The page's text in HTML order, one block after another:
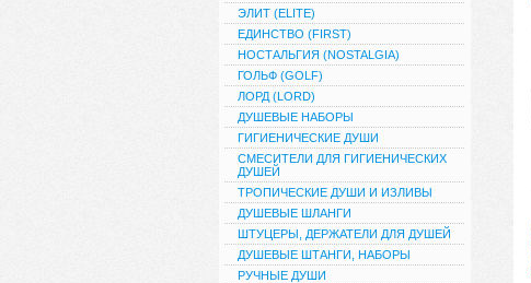
ЭЛИТ (ELITE)
ЕДИНСТВО (FIRST)
НОСТАЛЬГИЯ (NOSTALGIA)
ГОЛЬФ (GOLF)
ЛОРД (LORD)
ДУШЕВЫЕ НАБОРЫ
ГИГИЕНИЧЕСКИЕ ДУШИ
СМЕСИТЕЛИ ДЛЯ ГИГИЕНИЧЕСКИХ
ДУШЕЙ
ТРОПИЧЕСКИЕ ДУШИ И ИЗЛИВЫ
ДУШЕВЫЕ ШЛАНГИ
ШТУЦЕРЫ, ДЕРЖАТЕЛИ ДЛЯ ДУШЕЙ
ДУШЕВЫЕ ШТАНГИ, НАБОРЫ
РУЧНЫЕ ДУШИ